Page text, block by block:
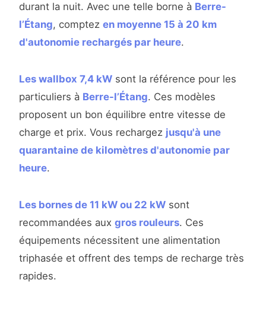
durant la nuit. Avec une telle borne à Berre-
l’Étang, comptez en moyenne 15 à 20 km
d'autonomie rechargés par heure.
Les wallbox 7,4 kW sont la référence pour les
particuliers à Berre-l’Étang. Ces modèles
proposent un bon équilibre entre vitesse de
charge et prix. Vous rechargez jusqu'à une
quarantaine de kilomètres d'autonomie par
heure.
Les bornes de 11 kW ou 22 kW sont
recommandées aux gros rouleurs. Ces
équipements nécessitent une alimentation
triphasée et offrent des temps de recharge très
rapides.